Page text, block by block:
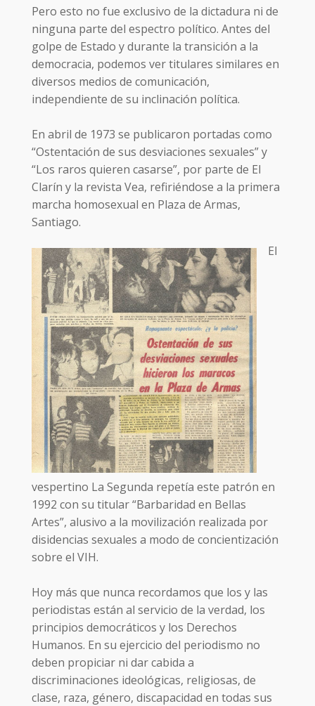
Pero esto no fue exclusivo de la dictadura ni de
ninguna parte del espectro político. Antes del
golpe de Estado y durante la transición a la
democracia, podemos ver titulares similares en
diversos medios de comunicación,
independiente de su inclinación política.
En abril de 1973 se publicaron portadas como
“Ostentación de sus desviaciones sexuales” y
“Los raros quieren casarse”, por parte de El
Clarín y la revista Vea, refiriéndose a la primera
marcha homosexual en Plaza de Armas,
Santiago.
El
vespertino La Segunda repetía este patrón en
1992 con su titular “Barbaridad en Bellas
Artes”, alusivo a la movilización realizada por
disidencias sexuales a modo de concientización
sobre el VIH.
Hoy más que nunca recordamos que los y las
periodistas están al servicio de la verdad, los
principios democráticos y los Derechos
Humanos. En su ejercicio del periodismo no
deben propiciar ni dar cabida a
discriminaciones ideológicas, religiosas, de
clase, raza, género, discapacidad en todas sus